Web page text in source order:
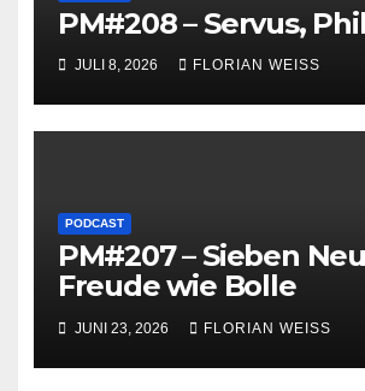
PM#208 – Servus,
JULI 8, 2026 FLORIAN WEISS
PODCAST
PM#207 – Sieben
Freude wie Bolle
JUNI 23, 2026 FLORIAN WEISS